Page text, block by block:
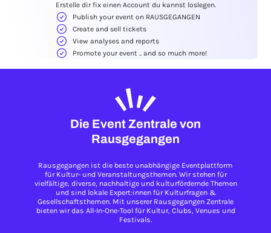
Erstelle dir fix einen Account du kannst loslegen.
Publish your event on RAUSGEGANGEN
Create and sell tickets
View analyses and reports
Promote your event .. and so much more!
Die Event Zentrale von
Rausgegangen
Rausgegangen ist die beste unabhängige Eventplattform
für Kultur- und Veranstaltungsthemen. Wir stehen für
vielfältige, diverse, nachhaltige und kulturfördernde Themen
und sind lokale Expert:innen für Kulturfragen &
Gesellschaftsthemen. Mit unserer Rausgegangen Zentrale
bieten wir das All-In-One-Tool für Kultur, Clubs, Venues und
Festivals.